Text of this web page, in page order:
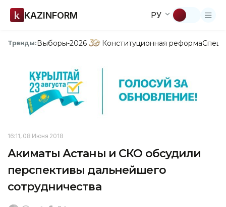
KAZINFORM РУ
Тренды:Выборы-2026 Конституционная реформа
16:11, 08 Июня 2018
Акиматы Астаны и СКО обсудили
перспективы дальнейшего
сотрудничества